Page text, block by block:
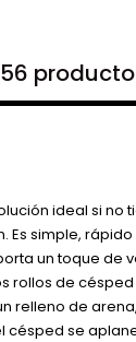
ideal si no
Es simple,
un toque de
rollos de
relleno de
césped se